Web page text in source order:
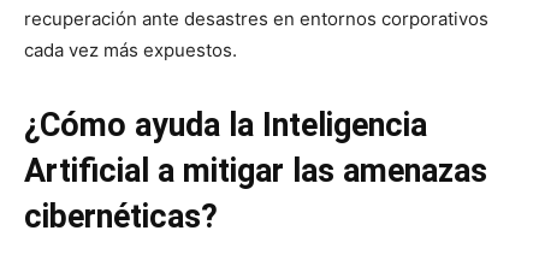
recuperación ante desastres en entornos corporativos
cada vez más expuestos.
¿Cómo ayuda la Inteligencia
Artificial a mitigar las amenazas
cibernéticas?